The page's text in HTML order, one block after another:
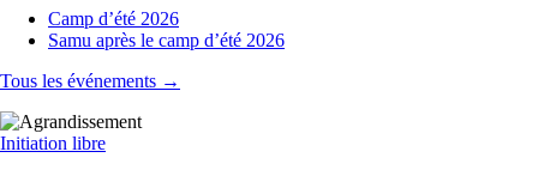
Camp d’été 2026
Samu après le camp d’été 2026
Tous les événements →
Initiation libre